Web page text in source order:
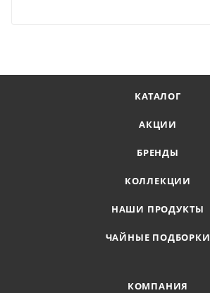
КАТАЛОГ
АКЦИИ
БРЕНДЫ
КОЛЛЕКЦИИ
НАШИ ПРОДУКТЫ
ЧАЙНЫЕ ПОДБОРКИ
КОМПАНИЯ